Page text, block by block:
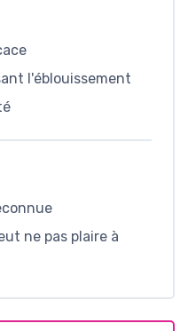
l'éblouissement
ne pas plaire à